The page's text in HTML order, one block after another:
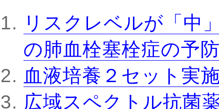
リスクレベルが「中
の肺血栓塞栓症の予
血液培養２セット実
広域スペクトル抗菌